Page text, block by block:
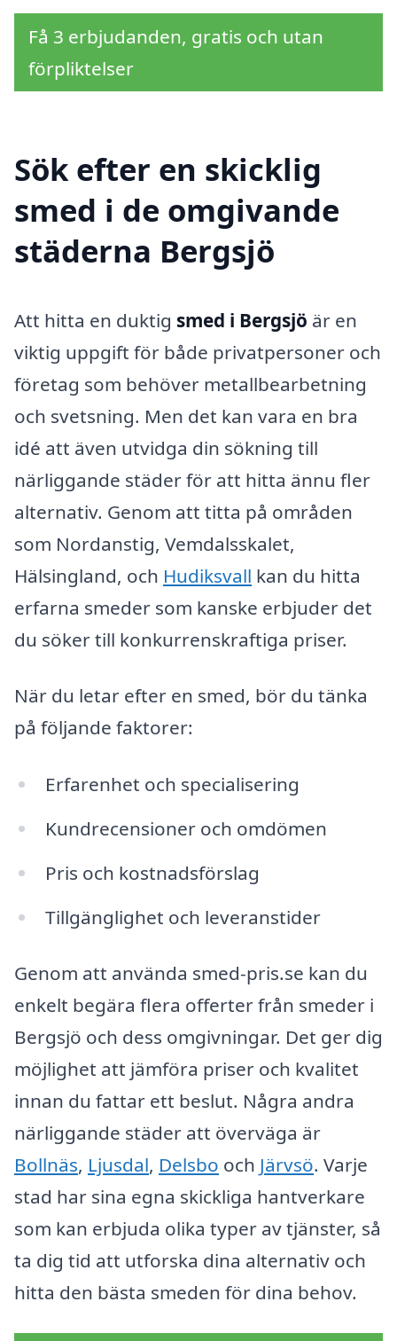
Få 3 erbjudanden, gratis och utan
förpliktelser
Sök efter en skicklig
smed i de omgivande
städerna Bergsjö
Att hitta en duktig smed i Bergsjö är en
viktig uppgift för både privatpersoner och
företag som behöver metallbearbetning
och svetsning. Men det kan vara en bra
idé att även utvidga din sökning till
närliggande städer för att hitta ännu fler
alternativ. Genom att titta på områden
som Nordanstig, Vemdalsskalet,
Hälsingland, och Hudiksvall kan du hitta
erfarna smeder som kanske erbjuder det
du söker till konkurrenskraftiga priser.
När du letar efter en smed, bör du tänka
på följande faktorer:
Erfarenhet och specialisering
Kundrecensioner och omdömen
Pris och kostnadsförslag
Tillgänglighet och leveranstider
Genom att använda smed-pris.se kan du
enkelt begära flera offerter från smeder i
Bergsjö och dess omgivningar. Det ger dig
möjlighet att jämföra priser och kvalitet
innan du fattar ett beslut. Några andra
närliggande städer att överväga är
Bollnäs, Ljusdal, Delsbo och Järvsö. Varje
stad har sina egna skickliga hantverkare
som kan erbjuda olika typer av tjänster, så
ta dig tid att utforska dina alternativ och
hitta den bästa smeden för dina behov.